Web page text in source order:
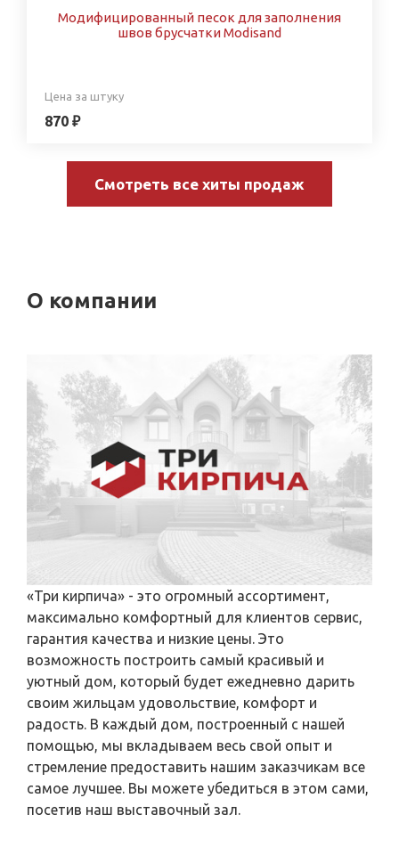
Модифицированный песок для заполнения
швов брусчатки Modisand
Цена за штуку
870 ₽
Смотреть все хиты продаж
О компании
«Три кирпича» - это огромный ассортимент,
максимально комфортный для клиентов сервис,
гарантия качества и низкие цены. Это
возможность построить самый красивый и
уютный дом, который будет ежедневно дарить
своим жильцам удовольствие, комфорт и
радость. В каждый дом, построенный с нашей
помощью, мы вкладываем весь свой опыт и
стремление предоставить нашим заказчикам все
самое лучшее. Вы можете убедиться в этом сами,
посетив наш выставочный зал.